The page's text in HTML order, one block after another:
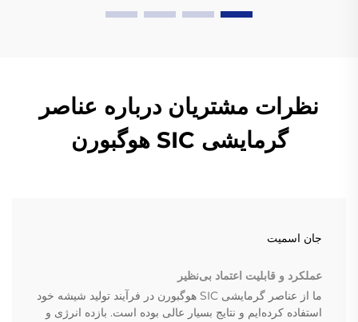
نظرات مشتریان درباره عناصر
گرمایشی SIC هوگبورن
جان اسمیت
عملکرد و قابلیت اعتماد بی‌نظیر
ما از عناصر گرمایشی SIC هوگبورن در فرآیند تولید شیشه خود
استفاده کرده‌ایم و نتایج بسیار عالی بوده است. بازده انرژی و